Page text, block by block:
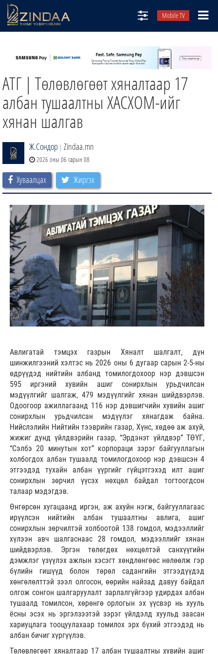
Mobile TV
ТВ8
ӨГЛӨӨНИЙ СОНИН
АУДИО ЗОХИОЛ
АТГ | Төлөвлөгөөт хяналтаар 17
албан тушаалтны ХАСХОМ-ийг
хянан шалгав
Ж.Сондор | Zindaa.mn
2026 оны 06 сарын 08
Хуваалцах Жиргэх
Авлигатай тэмцэх газрын Хяналт шалгалт, дүн
шинжилгээний хэлтэс нь 2026 оны 6 дугаар сарын 2-5-ны
өдрүүдэд нийтийн албанд томилогдохоор нэр дэвшсэн
595 иргэний хувийн ашиг сонирхлын урьдчилсан
мэдүүлгийг шалгаж, 479 мэдүүлгийг хянан шийдвэрлэв.
Одоогоор ажиллагаанд 116 нэр дэвшигчийн хувийн ашиг
сонирхлын урьдчилсан мэдүүлэг хянагдаж байна.
Нийслэлийн Нийтийн тээврийн газар, Хүнс, хөдөө аж ахуй,
жижиг дунд үйлдвэрийн газар, “Эрдэнэт үйлдвэр” ТӨҮГ,
“Сэлбэ 20 минутын хот” корпораци зэрэг байгууллагын
холбогдох албан тушаалд томилогдохоор нэр дэвшсэн 4
этгээдэд тухайн албан үүргийг гүйцэтгэхэд илт ашиг
сонирхлын зөрчил үүсэх нөхцөл байдал тогтоогдсон
талаар мэдэгдэв.
Өнгөрсөн хугацаанд иргэн, аж ахуйн нэгж, байгууллагаас
ирүүлсэн нийтийн албан тушаалтны авлига, ашиг
сонирхлын зөрчилтэй холбоотой 138 гомдол, мэдээллийг
хүлээн авч шалгаснаас 28 гомдол, мэдээллийг хянан
шийдвэрлэв. Эргэн төлөгдөх нөхцөлтэй санхүүгийн
дэмжлэг үзүүлэх ажлын хэсэгт хөндлөнгөөс нөлөөлж гэр
бүлийн гишүүд болон төрөл садангийн этгээдүүдэд
хөнгөлөлттэй зээл олгосон, өөрийн найзад давуу байдал
олгож сонгон шалгаруулалт зарлалгүйгээр удирдах албан
тушаалд томилсон, хөрөнгө орлогын эх үүсвэр нь хууль
ёсны эсэх нь эргэлзээтэй зэрэг үйлдэлд хуульд заасан
хариуцлага тооцуулахаар томилох эрх бүхий этгээдэд нь
албан бичиг хүргүүлэв.
Төлөвлөгөөт хяналтаар 17 албан тушаалтны хувийн ашиг